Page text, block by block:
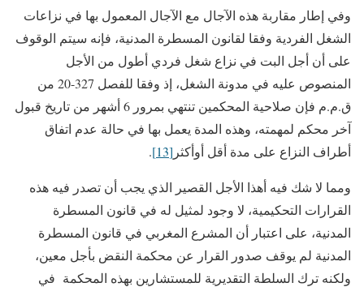
وفي إطار مقاربة هذه الآجال مع الآجال المعمول بها في نزاعات
الشغل الفردية وفقا لقانون المسطرة المدنية، فإنه سيتم الوقوف
على أن أجل البت في نزاع شغل فردي أطول من الأجل
المنصوص عليه في مدونة الشغل، إذ وفقا للفصل 327-20 من
ق.م.م فإن صلاحية المحكمين تنتهي بمرور 6 أشهر من تاريخ قبول
آخر محكم لمهمته، وهذه المدة يعمل بها في حالة عدم اتفاق
أطراف النزاع على مدة أقل أوأكثر [13]
.
ومما لا شك فيه أهذا الأجل القصير الذي يجب أن تصدر فيه هذه
القرارات التحكيمية، لا وجود لمثيل له في قانون المسطرة
المدنية، على اعتبار أن المشرع المغربي في قانون المسطرة
المدنية لم يوقف صدور القرار عن محكمة النقض بأجل معين،
ولكنه ترك السلطة التقديرية للمستشارين بهذه المحكمة في